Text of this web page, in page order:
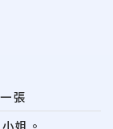
張
姐。